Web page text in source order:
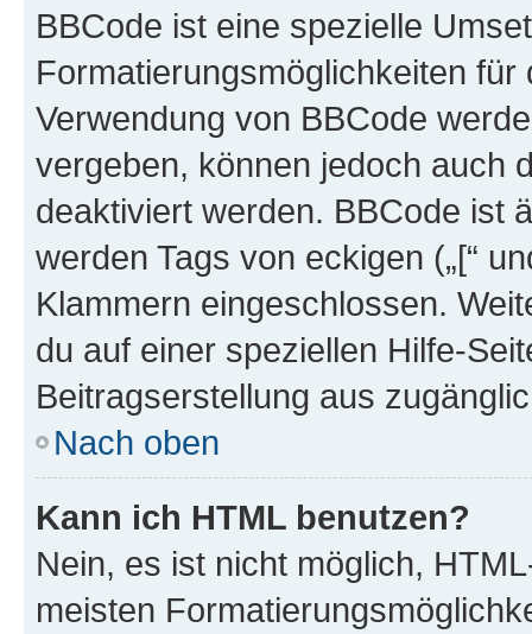
BBCode ist eine spezielle
Formatierungsmöglichkeiten
Verwendung von BBCode
vergeben, können jedoch auch
deaktiviert werden. BBCode ist
werden Tags von eckigen („[“
Klammern eingeschlossen.
du auf einer speziellen Hilfe-
Beitragserstellung aus
Nach oben
Kann ich HTML benutzen?
Nein, es ist nicht möglich,
meisten